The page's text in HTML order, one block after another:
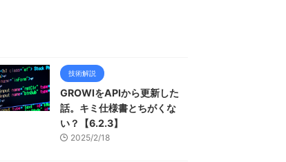
技術解説
GROWIをAPIから更新した
話。キミ仕様書とちがくな
い？【6.2.3】
2025/2/18